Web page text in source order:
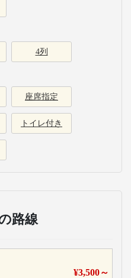
4列
座席指定
トイレ付き
路線
¥3,500～